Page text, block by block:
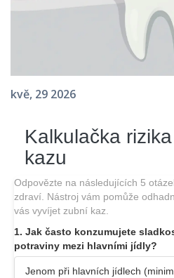
kvě, 29 2026
Kalkulačka
kazu
Odpovězte na následujících 5
zdraví. Nástroj vám pomůže
vás vyvíjet zubní kaz.
1. Jak často konzumujete
potraviny mezi hlavními jídly?
Jenom při hlavních jídlech